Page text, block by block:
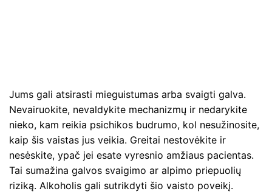
Jums gali atsirasti mieguistumas arba svaigti galva.
Nevairuokite, nevaldykite mechanizmų ir nedarykite
nieko, kam reikia psichikos budrumo, kol nesužinosite,
kaip šis vaistas jus veikia. Greitai nestovėkite ir
nesėskite, ypač jei esate vyresnio amžiaus pacientas.
Tai sumažina galvos svaigimo ar alpimo priepuolių
riziką. Alkoholis gali sutrikdyti šio vaisto poveikį.